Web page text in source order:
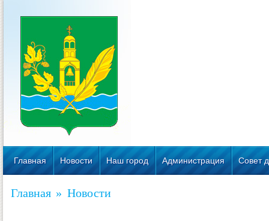
Главная Новости Наш город Администрация Совет
Главная » Новости